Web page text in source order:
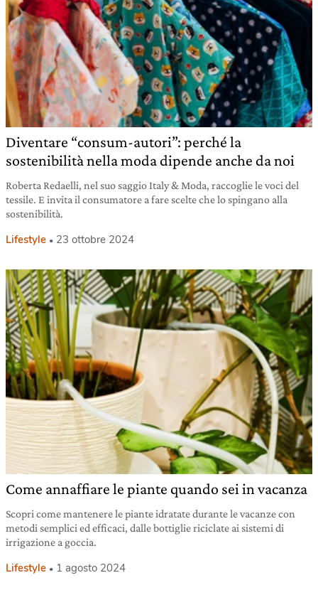
Diventare “consum-autori”: perché la
sostenibilità nella moda dipende anche da noi
Roberta Redaelli, nel suo saggio Italy & Moda, raccoglie le voci del
tessile. E invita il consumatore a fare scelte che lo spingano alla
sostenibilità.
Lifestyle 23 ottobre 2024
Come annaffiare le piante quando sei in vacanza
Scopri come mantenere le piante idratate durante le vacanze con
metodi semplici ed efficaci, dalle bottiglie riciclate ai sistemi di
irrigazione a goccia.
Lifestyle 1 agosto 2024